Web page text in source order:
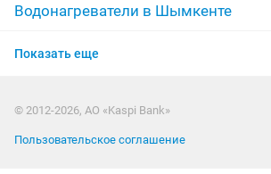
воданагреватель баку бойлер для
хорошем качестве
Водонагреватели в Шымкенте
Водонагреватели в Актобе
Водонагреватели в Таразе
Показать еще
© 2012-2026, АО «Kaspi Bank»
Пользовательское соглашение